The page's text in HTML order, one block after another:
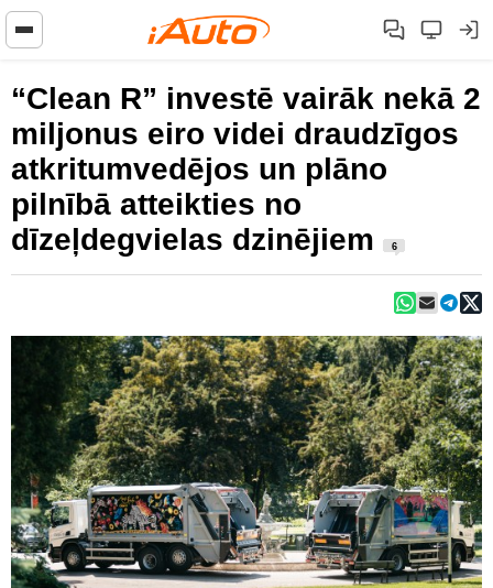
“Clean R” investē vairāk nekā 2
miljonus eiro videi draudzīgos
atkritumvedējos un plāno
pilnībā atteikties no
dīzeļdegvielas dzinējiem
6